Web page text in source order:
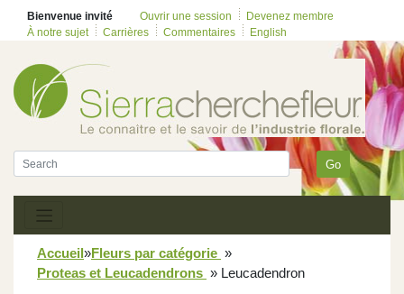
Bienvenue invité Ouvrir une session
Devenez membre
À notre sujet
Carrières Commentaires English
Go
Accueil»Fleurs par catégorie »
Proteas et Leucadendrons » Leucadendron